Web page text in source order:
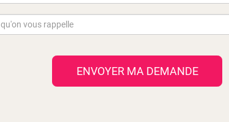
ENVOYER MA DEMANDE